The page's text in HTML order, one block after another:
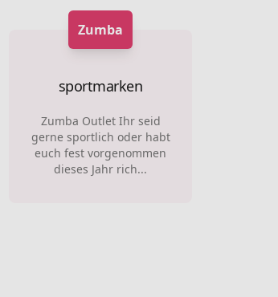
Zumba
sportmarken
Zumba Outlet Ihr seid
gerne sportlich oder habt
euch fest vorgenommen
dieses Jahr rich...